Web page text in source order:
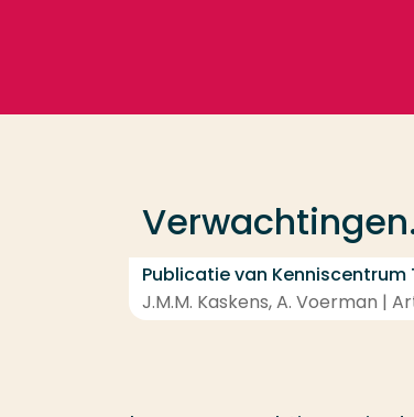
Publicatie van
J.M.M. Kaskens, A. Voerman |